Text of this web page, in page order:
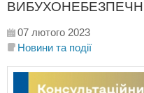
07 лютого 2023
Новини та події